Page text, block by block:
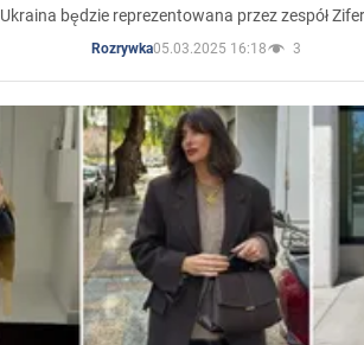
Ukraina będzie reprezentowana przez zespół
Rozrywka05.03.2025 16:18 3